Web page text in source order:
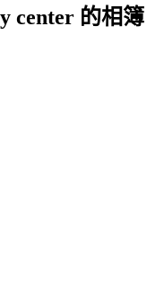
center 的相簿